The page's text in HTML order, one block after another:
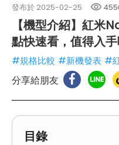
發布於 2025-02-25
【機型介紹】紅米
點快速看，值得入手
#規格比較 #新機發表 #
分享給朋友
目錄